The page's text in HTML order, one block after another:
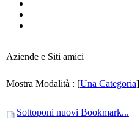
Aziende e Siti amici
Mostra Modalità : [Una Categoria]
Sottoponi nuovi Bookmark...